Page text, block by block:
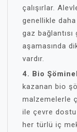
çalışırlar.
genellikle
gaz
aşamasında
vardır.
4. Bio
kazanan bio
malzemelerle
ile çevre
her türlü iç